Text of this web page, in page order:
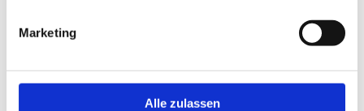
Marketing
Alle zulassen